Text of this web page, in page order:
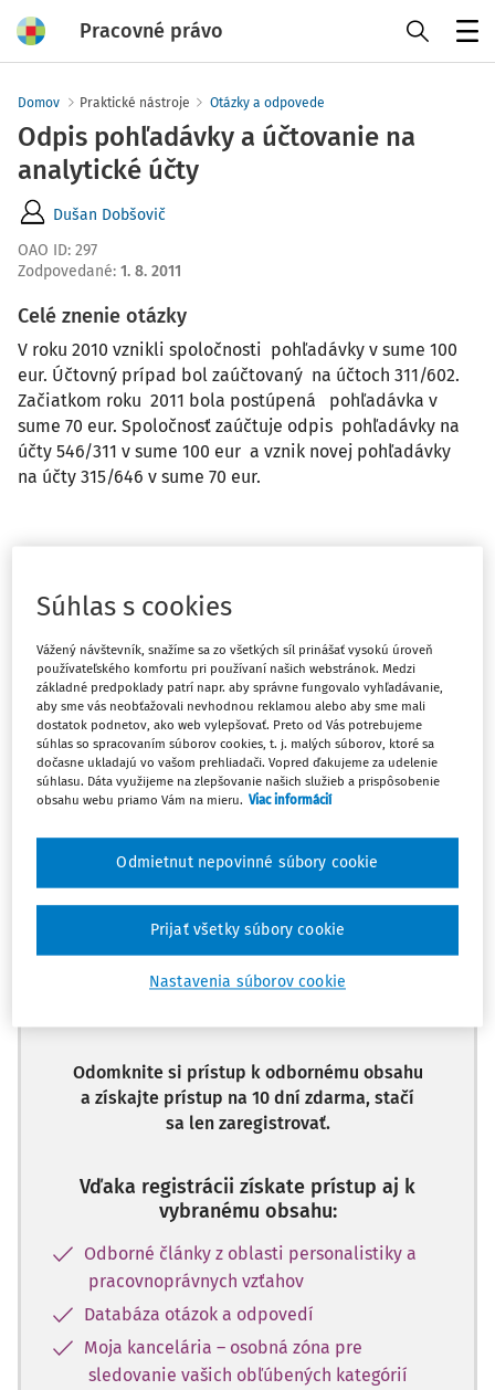
Pracovné právo
Domov Praktické nástroje Otázky a odpovede
Odpis pohľadávky a účtovanie na
analytické účty
Dušan Dobšovič
OAO ID: 297
Zodpovedané: 1. 8. 2011
Celé znenie otázky
V roku 2010 vznikli spoločnosti pohľadávky v sume 100
eur. Účtovný prípad bol zaúčtovaný na účtoch 311/602.
Začiatkom roku 2011 bola postúpená pohľadávka v
sume 70 eur. Spoločnosť zaúčtuje odpis pohľadávky na
účty 546/311 v sume 100 eur a vznik novej pohľadávky
na účty 315/646 v sume 70 eur.
príjmu z postúpenej pohľadávky?
Odpoveď
Máte predplatné? Prihláste sa
Ups, zatiaľ ste si prečítali len
začiatok...
Celý odborný obsah z tejto oblasti je
Odomknite si prístup k odbornému obsahu
a získajte prístup na 10 dní zdarma, stačí
sa len zaregistrovať.
Vďaka registrácii získate prístup aj k
vybranému obsahu:
Odborné články z oblasti personalistiky a
pracovnoprávnych vzťahov
Databáza otázok a odpovedí
Moja kancelária – osobná zóna pre
sledovanie vašich obľúbených kategórií
Súhlas s cookies
Vážený návštevník, snažíme sa zo všetkých síl prinášať vysokú úroveň
používateľského komfortu pri používaní našich webstránok. Medzi
základné predpoklady patrí napr. aby správne fungovalo vyhľadávanie,
aby sme vás neobťažovali nevhodnou reklamou alebo aby sme mali
dostatok podnetov, ako web vylepšovať. Preto od Vás potrebujeme
súhlas so spracovaním súborov cookies, t. j. malých súborov, ktoré sa
dočasne ukladajú vo vašom prehliadači. Vopred ďakujeme za udelenie
súhlasu. Dáta využijeme na zlepšovanie našich služieb a prispôsobenie
obsahu webu priamo Vám na mieru. Viac informácií
Nastavenia súborov cookie
Odmietnut nepovinné súbory cookie
Prijať všetky súbory cookie